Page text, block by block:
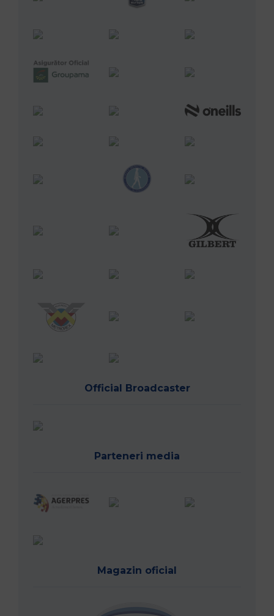
Official Broadcaster
Parteneri media
Magazin oficial